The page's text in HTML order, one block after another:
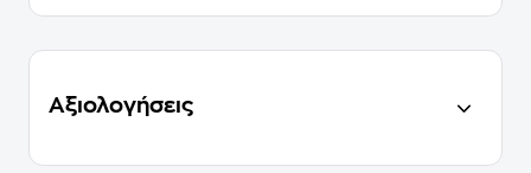
Αξιολογήσεις